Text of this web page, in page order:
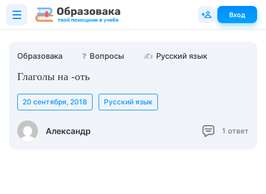
Образовака ❓ Вопросы ✍ Русский язык
Глаголы на -оть
Александр
20 сентября, 2018 Русский язык
1 ответ
Вход